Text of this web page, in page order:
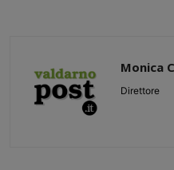
Monica
Direttore